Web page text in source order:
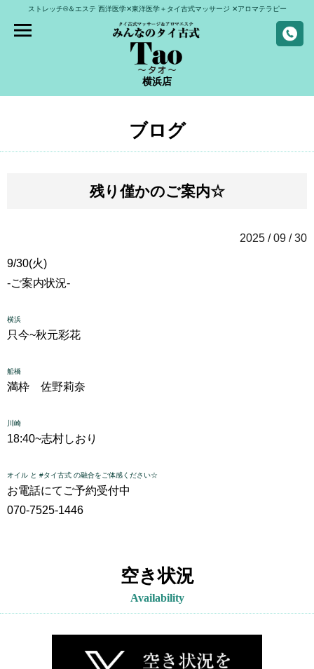
ストレッチ®＆エステ 西洋医学✕東洋医学＋タイ古式マッサージ ✕アロマテラピー
横浜店
ブログ
残り僅かのご案内☆
2025 / 09 / 30
9/30(火)
-ご案内状況-
横浜
只今~秋元彩花
船橋
満枠 佐野莉奈
川崎
18:40~志村しおり
オイル と #タイ古式 の融合をご体感ください☆
お電話にてご予約受付中
070-7525-1446
空き状況
Availability